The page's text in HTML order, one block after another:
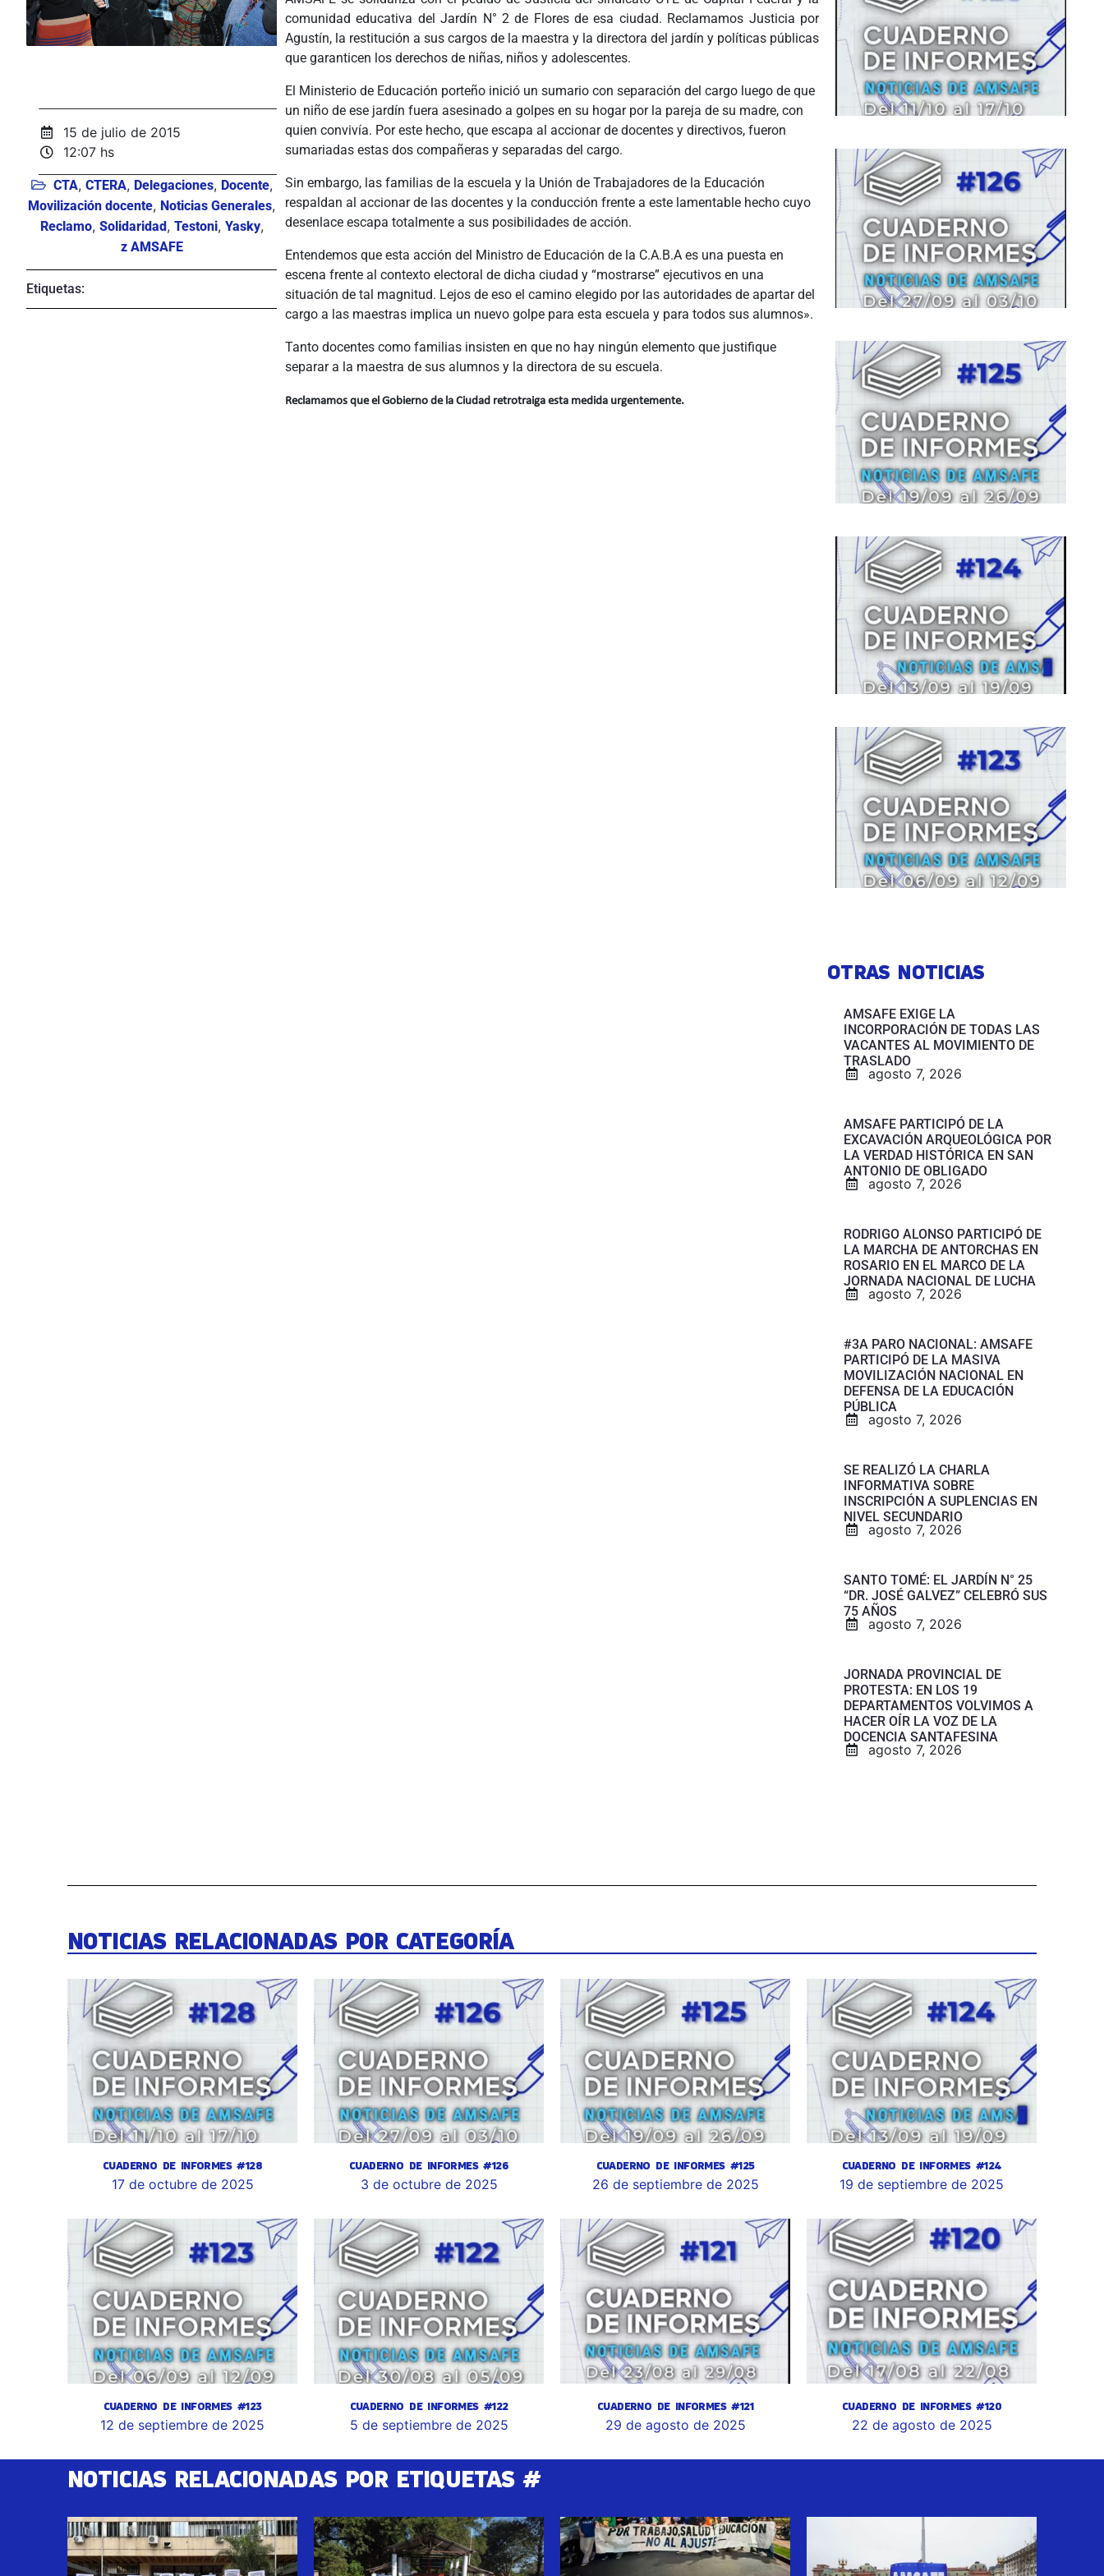
15 de julio de 2015
12:07 hs
CTA, CTERA, Delegaciones, Docente,
Movilización docente, Noticias Generales,
Reclamo, Solidaridad, Testoni, Yasky,
z AMSAFE
Etiquetas:
comunidad educativa del Jardín N° 2 de Flores de esa ciudad. Reclamamos Justicia por
Agustín, la restitución a sus cargos de la maestra y la directora del jardín y políticas públicas
que garanticen los derechos de niñas, niños y adolescentes.
El Ministerio de Educación porteño inició un sumario con separación del cargo luego de que
un niño de ese jardín fuera asesinado a golpes en su hogar por la pareja de su madre, con
quien convivía. Por este hecho, que escapa al accionar de docentes y directivos, fueron
sumariadas estas dos compañeras y separadas del cargo.
Sin embargo, las familias de la escuela y la Unión de Trabajadores de la Educación
respaldan al accionar de las docentes y la conducción frente a este lamentable hecho cuyo
desenlace escapa totalmente a sus posibilidades de acción.
Entendemos que esta acción del Ministro de Educación de la C.A.B.A es una puesta en
escena frente al contexto electoral de dicha ciudad y “mostrarse” ejecutivos en una
situación de tal magnitud. Lejos de eso el camino elegido por las autoridades de apartar del
cargo a las maestras implica un nuevo golpe para esta escuela y para todos sus alumnos».
Tanto docentes como familias insisten en que no hay ningún elemento que justifique
separar a la maestra de sus alumnos y la directora de su escuela.
Reclamamos que el Gobierno de la Ciudad retrotraiga esta medida urgentemente.
OTRAS NOTICIAS
AMSAFE EXIGE LA
INCORPORACIÓN DE TODAS LAS
VACANTES AL MOVIMIENTO DE
TRASLADO
agosto 7, 2026
AMSAFE PARTICIPÓ DE LA
EXCAVACIÓN ARQUEOLÓGICA POR
LA VERDAD HISTÓRICA EN SAN
ANTONIO DE OBLIGADO
agosto 7, 2026
RODRIGO ALONSO PARTICIPÓ DE
LA MARCHA DE ANTORCHAS EN
ROSARIO EN EL MARCO DE LA
JORNADA NACIONAL DE LUCHA
agosto 7, 2026
#3A PARO NACIONAL: AMSAFE
PARTICIPÓ DE LA MASIVA
MOVILIZACIÓN NACIONAL EN
DEFENSA DE LA EDUCACIÓN
PÚBLICA
agosto 7, 2026
SE REALIZÓ LA CHARLA
INFORMATIVA SOBRE
INSCRIPCIÓN A SUPLENCIAS EN
NIVEL SECUNDARIO
agosto 7, 2026
SANTO TOMÉ: EL JARDÍN N° 25
“DR. JOSÉ GALVEZ” CELEBRÓ SUS
75 AÑOS
agosto 7, 2026
JORNADA PROVINCIAL DE
PROTESTA: EN LOS 19
DEPARTAMENTOS VOLVIMOS A
HACER OÍR LA VOZ DE LA
DOCENCIA SANTAFESINA
agosto 7, 2026
NOTICIAS RELACIONADAS POR CATEGORÍA
CUADERNO DE INFORMES #128
17 de octubre de 2025
CUADERNO DE INFORMES #126
3 de octubre de 2025
CUADERNO DE INFORMES #125
26 de septiembre de 2025
CUADERNO DE INFORMES #124
19 de septiembre de 2025
CUADERNO DE INFORMES #123
12 de septiembre de 2025
CUADERNO DE INFORMES #122
5 de septiembre de 2025
CUADERNO DE INFORMES #121
29 de agosto de 2025
CUADERNO DE INFORMES #120
22 de agosto de 2025
NOTICIAS RELACIONADAS POR ETIQUETAS #